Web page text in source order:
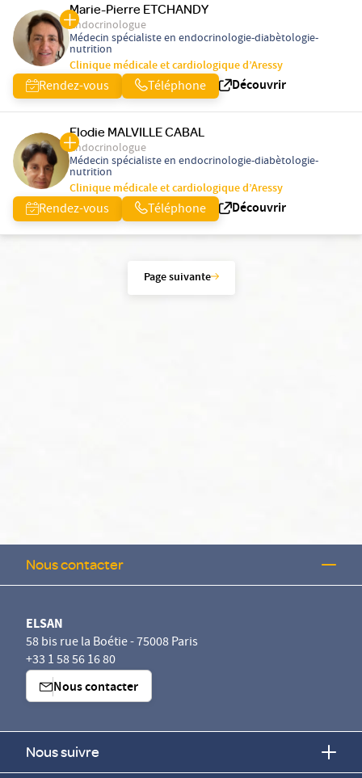
Marie-Pierre ETCHANDY
Endocrinologue
Médecin spécialiste en endocrinologie-diabètologie-
nutrition
Clinique médicale et cardiologique d’Aressy
Rendez-vous Téléphone Découvrir
Elodie MALVILLE CABAL
Endocrinologue
Médecin spécialiste en endocrinologie-diabètologie-
nutrition
Clinique médicale et cardiologique d’Aressy
Rendez-vous Téléphone Découvrir
Page suivante
Nous contacter
ELSAN
58 bis rue la Boétie - 75008 Paris
+33 1 58 56 16 80
Nous contacter
Nous suivre